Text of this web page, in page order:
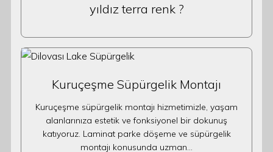
yıldız terra renk ?
Kuruçeşme Süpürgelik Montajı
Kuruçeşme süpürgelik montajı hizmetimizle, yaşam
alanlarınıza estetik ve fonksiyonel bir dokunuş
katıyoruz. Laminat parke döşeme ve süpürgelik
montajı konusunda uzman…